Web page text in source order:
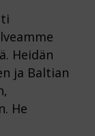
Heidän
ja Baltian
He